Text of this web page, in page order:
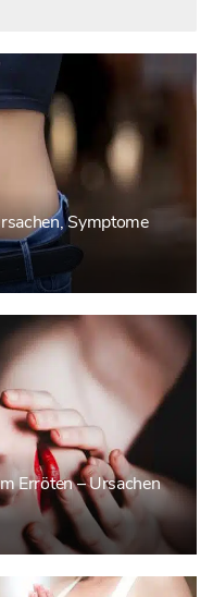
Symptome
Erröten – Ursachen